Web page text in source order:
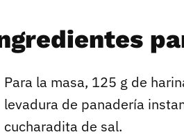
Para la masa, 125 g de
levadura de panadería
cucharadita de sal.